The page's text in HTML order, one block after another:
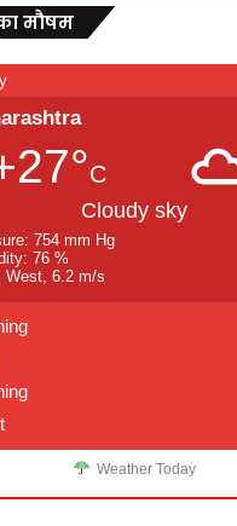
मौषम
C
Cloudy sky
754 mm Hg
76 %
West, 6.2 m/s
Weather Today